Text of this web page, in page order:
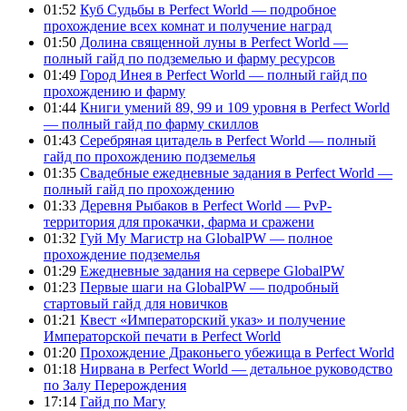
01:52 Куб Судьбы в Perfect World — подробное
прохождение всех комнат и получение наград
01:50 Долина священной луны в Perfect World —
полный гайд по подземелью и фарму ресурсов
01:49 Город Инея в Perfect World — полный гайд по
прохождению и фарму
01:44 Книги умений 89, 99 и 109 уровня в Perfect World
— полный гайд по фарму скиллов
01:43 Серебряная цитадель в Perfect World — полный
гайд по прохождению подземелья
01:35 Свадебные ежедневные задания в Perfect World —
полный гайд по прохождению
01:33 Деревня Рыбаков в Perfect World — PvP-
территория для прокачки, фарма и сражени
01:32 Гуй Му Магистр на GlobalPW — полное
прохождение подземелья
01:29 Ежедневные задания на сервере GlobalPW
01:23 Первые шаги на GlobalPW — подробный
стартовый гайд для новичков
01:21 Квест «Императорский указ» и получение
Императорской печати в Perfect World
01:20 Прохождение Драконьего убежища в Perfect World
01:18 Нирвана в Perfect World — детальное руководство
по Залу Перерождения
17:14 Гайд по Магу